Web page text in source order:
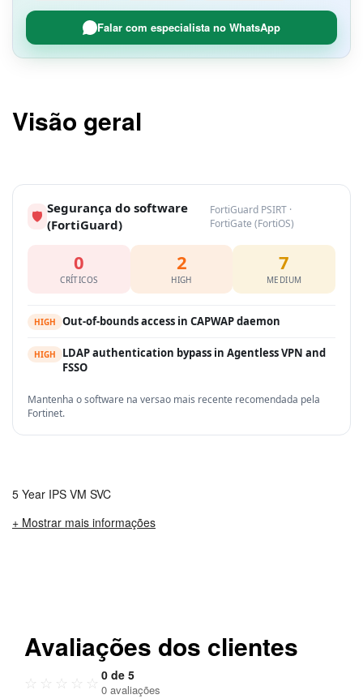
Falar com especialista no WhatsApp
Visão geral
🛡 Segurança do software
(FortiGuard)
FortiGuard PSIRT ·
FortiGate (FortiOS)
0
CRÍTICOS
2
HIGH
7
MEDIUM
HIGH Out-of-bounds access in CAPWAP daemon
HIGH
LDAP authentication bypass in Agentless VPN and
FSSO
Mantenha o software na versao mais recente recomendada pela
Fortinet.
5 Year IPS VM SVC
+ Mostrar mais informações
Avaliações dos clientes
☆ ☆ ☆ ☆ ☆ 0 de 5
0 avaliações